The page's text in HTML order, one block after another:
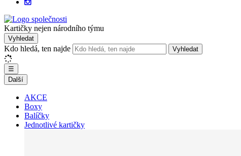
Kartičky nejen národního týmu
Vyhledat
Kdo hledá, ten najde Vyhledat
☰
Další
AKCE
Boxy
Balíčky
Jednotlivé kartičky